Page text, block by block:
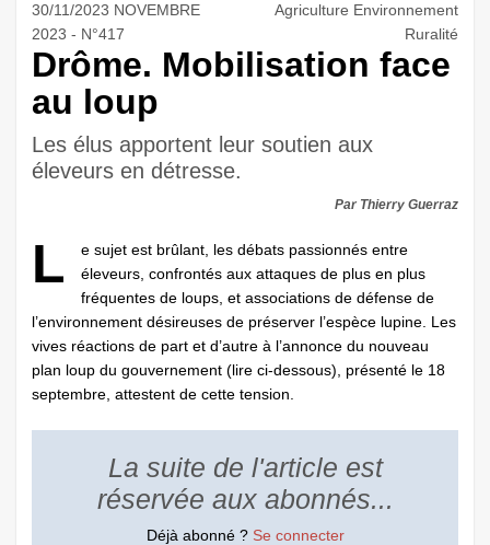
30/11/2023 NOVEMBRE
2023 - N°417
Agriculture Environnement
Ruralité
Drôme. Mobilisation face
au loup
Les élus apportent leur soutien aux
éleveurs en détresse.
Par Thierry Guerraz
L
e sujet est brûlant, les débats passionnés entre
éleveurs, confrontés aux attaques de plus en plus
fréquentes de loups, et associations de défense de
l’environnement désireuses de préserver l’espèce lupine. Les
vives réactions de part et d’autre à l’annonce du nouveau
plan loup du gouvernement (lire ci-dessous), présenté le 18
septembre, attestent de cette tension.
La suite de l'article est
réservée aux abonnés...
Déjà abonné ? Se connecter